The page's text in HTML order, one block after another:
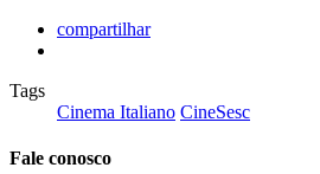
compartilhar
Tags
Cinema Italiano CineSesc
Fale conosco